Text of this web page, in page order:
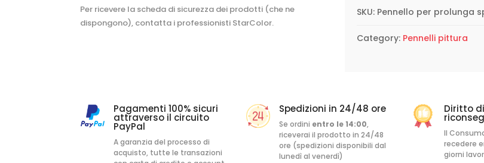
Per ricevere la scheda di sicurezza dei prodotti (che ne
dispongono), contatta i professionisti StarColor.
inclinabile
regolabile
SKU: Pennello per prolunga
Category: Pennelli pittura
Pagamenti 100% sicuri
attraverso il circuito
PayPal
A garanzia del processo di
acquisto, tutte le transazioni
Spedizioni in 24/48 ore
Se ordini entro le 14:00,
riceverai il prodotto in 24/48
ore (spedizioni disponibili dal
lunedì al venerdì)
Diritto
Il
recedere
giorni